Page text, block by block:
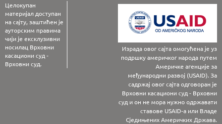
Целокупан
материјал доступан
на сајту, заштићен је
ауторским правима
чији је ексклузивни
носилац Врховни
касациони суд -
Врховни суд.
Израда овог сајта омогућена је уз
подршку америчког народа путем
Америчке агенције за
међународни развој (USAID). За
садржај овог сајта одговоран је
Врховни касациони суд - Врховни
суд и он не мора нужно одржавати
ставове USAID-а или Владе
Сједињених Америчких Држава.